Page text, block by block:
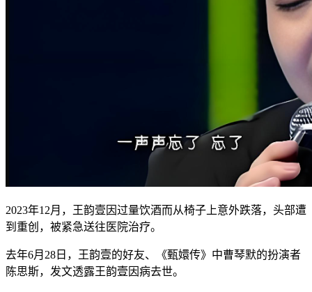
2023年12月，王韵壹因过量饮酒而从椅子上意外跌落，头部遭
到重创，被紧急送往医院治疗。
去年6月28日，王韵壹的好友、《甄嬛传》中曹琴默的扮演者
陈思斯，发文透露王韵壹因病去世。